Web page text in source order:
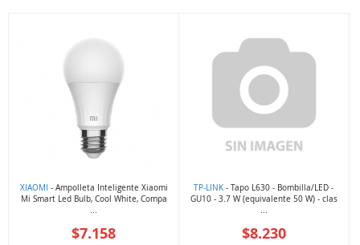
XIAOMI - Ampolleta Inteligente Xiaomi
Mi Smart Led Bulb, Cool White, Compa
...
$7.158
TP-LINK - Tapo L630 - Bombilla/LED -
GU10 - 3.7 W (equivalente 50 W) - clas
...
$8.230